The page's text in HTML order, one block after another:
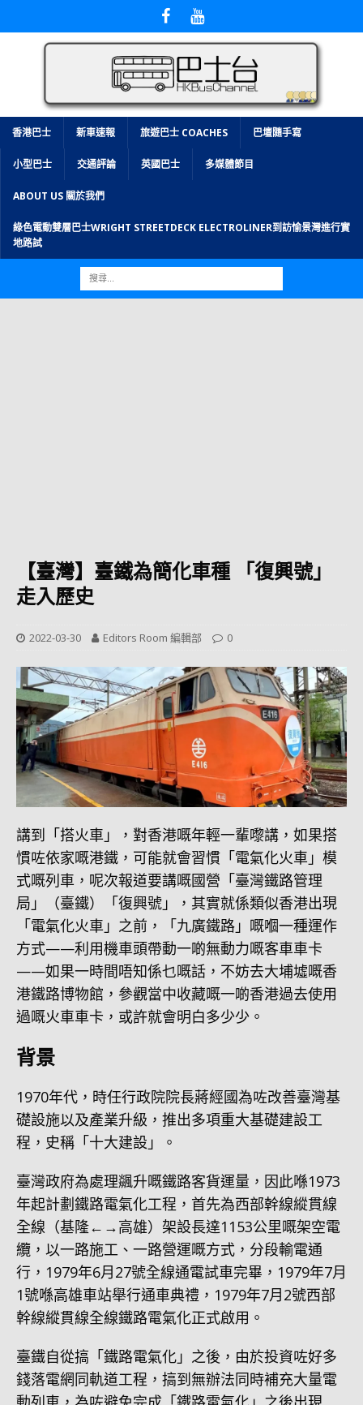
香港巴士 新車速報 旅遊巴士 COACHES 巴壇隨手寫
小型巴士 交通評論 英國巴士 多媒體節目
ABOUT US 關於我們
綠色電動雙層巴士WRIGHT STREETDECK ELECTROLINER到訪愉景灣進行實
地路試
【臺灣】臺鐵為簡化車種 「復興號」
走入歷史
2022-03-30 Editors Room 編輯部 0
講到「搭火車」，對香港嘅年輕一輩嚟講，如果搭
慣咗依家嘅港鐵，可能就會習慣「電氣化火車」模
式嘅列車，呢次報道要講嘅國營「臺灣鐵路管理
局」（臺鐵）「復興號」，其實就係類似香港出現
「電氣化火車」之前，「九廣鐵路」嘅嗰一種運作
方式——利用機車頭帶動一啲無動力嘅客車車卡
——如果一時間唔知係乜嘅話，不妨去大埔墟嘅香
港鐵路博物館，參觀當中收藏嘅一啲香港過去使用
過嘅火車車卡，或許就會明白多少少。
背景
1970年代，時任行政院院長蔣經國為咗改善臺灣基
礎設施以及產業升級，推出多項重大基礎建設工
程，史稱「十大建設」。
臺灣政府為處理飊升嘅鐵路客貨運量，因此喺1973
年起計劃鐵路電氣化工程，首先為西部幹線縱貫線
全線（基隆←→高雄）架設長達1153公里嘅架空電
纜，以一路施工、一路營運嘅方式，分段輸電通
行，1979年6月27號全線通電試車完畢，1979年7月
1號喺高雄車站舉行通車典禮，1979年7月2號西部
幹線縱貫線全線鐵路電氣化正式啟用。
臺鐵自從搞「鐵路電氣化」之後，由於投資咗好多
錢落電網同軌道工程，搞到無辦法同時補充大量電